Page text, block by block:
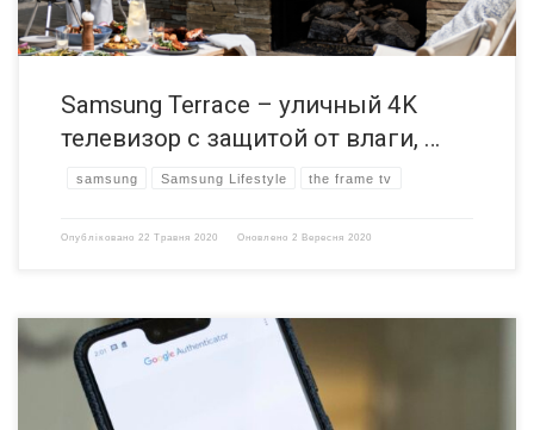
Samsung Terrace – уличный 4K
телевизор с защитой от влаги, …
samsung Samsung Lifestyle the frame tv
Опубліковано 22 Травня 2020 Оновлено 2 Вересня 2020
Google Authenticator – это очень простое приложение, которое